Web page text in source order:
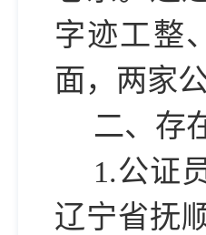
字迹工整
面，两家
二、 存
1.公证
辽宁省抚